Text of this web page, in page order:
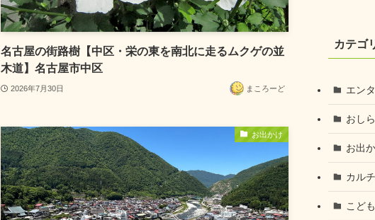
名古屋の街路樹【中区・栄の東を南北に走るムクゲの並
木道】名古屋市中区
2026年7月30日 まころーど
お出かけ
カテゴ
エン
おし
お出
カル
こども